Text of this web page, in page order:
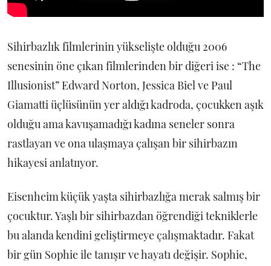
Sihirbazlık filmlerinin yükselişte olduğu 2006
senesinin öne çıkan filmlerinden bir diğeri ise : “The
Illusionist” Edward Norton, Jessica Biel ve Paul
Giamatti üçlüsünün yer aldığı kadroda, çocukken aşık
olduğu ama kavuşamadığı kadına seneler sonra
rastlayan ve ona ulaşmaya çalışan bir sihirbazın
hikayesi anlatııyor.
Eisenheim küçük yaşta sihirbazlığa merak salmış bir
çocuktur. Yaşlı bir sihirbazdan öğrendiği tekniklerle
bu alanda kendini geliştirmeye çalışmaktadır. Fakat
bir gün Sophie ile tanışır ve hayatı değişir. Sophie,